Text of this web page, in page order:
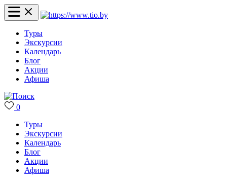
Туры
Экскурсии
Календарь
Блог
Акции
Афиша
0
Туры
Экскурсии
Календарь
Блог
Акции
Афиша